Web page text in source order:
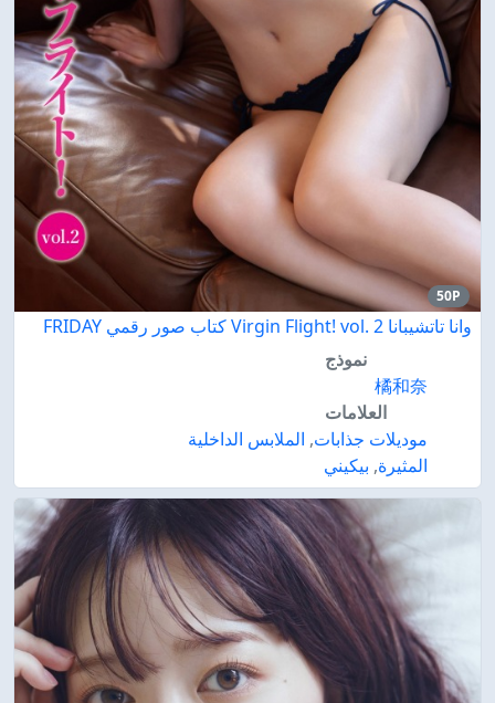
50P
وانا تاتشيبانا Virgin Flight! vol. 2 كتاب صور رقمي FRIDAY
نموذج
橘和奈
العلامات
موديلات جذابات, الملابس الداخلية
المثيرة, بيكيني